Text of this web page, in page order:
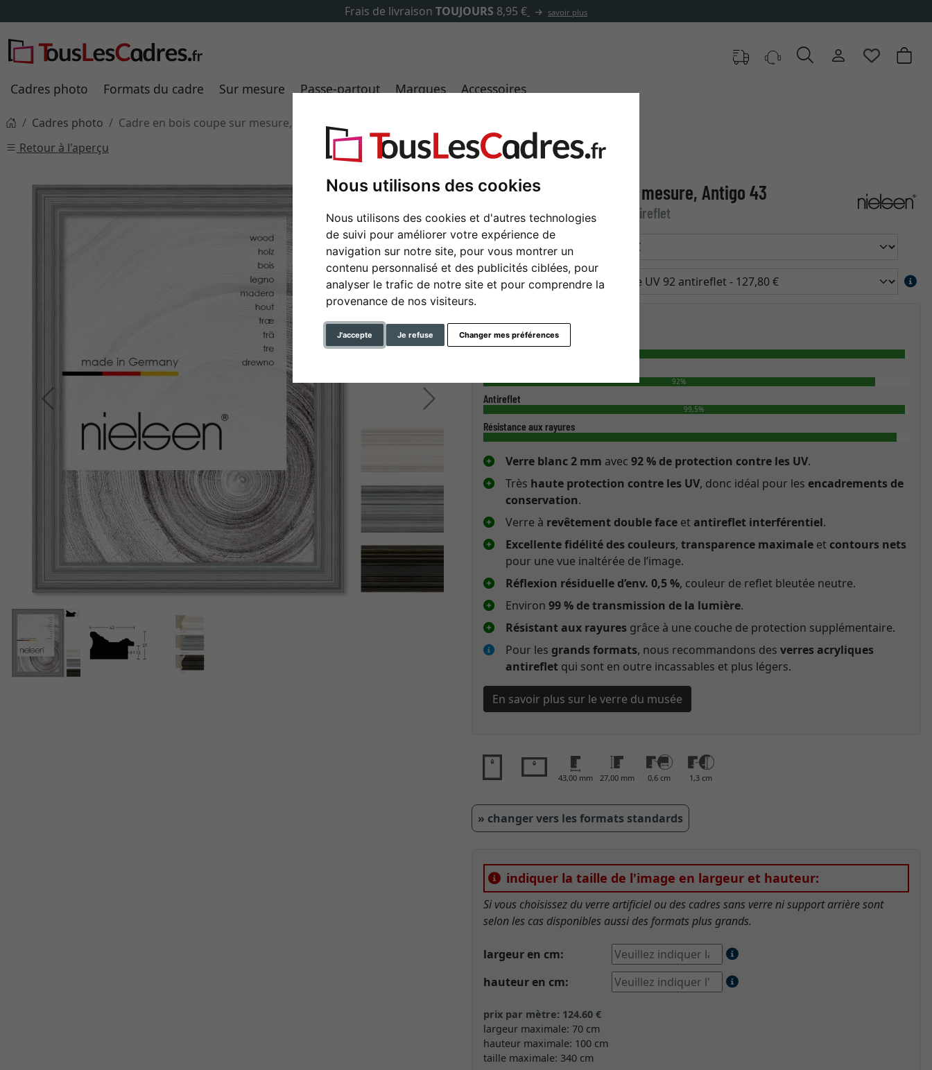
Nous utilisons des cookies
Nous utilisons des cookies et d'autres technologies
de suivi pour améliorer votre expérience de
navigation sur notre site, pour vous montrer un
contenu personnalisé et des publicités ciblées, pour
analyser le trafic de notre site et pour comprendre la
provenance de nos visiteurs.
J'accepte Je refuse Changer mes préférences
✓500 000 articles au choix
Cadres photo Formats du cadre Sur mesure Passe-partout Marques Accessoires
Cadres photo
Cadre en bois coupe sur mesure, Antigo 43
Retour à l'aperçu
Retour Continuer
Cadre en bois coupe sur mesure, Antigo 43
blanc | verre de musée UV 92 antireflet
couleur
type de verre
Verre de musée UV 92
Couleur et contour
92%
Antireflet
99,5%
Résistance aux rayures
Verre blanc 2 mm avec 92 % de protection contre les UV.
Très haute protection contre les UV, donc idéal pour les encadrements de
conservation.
Verre à revêtement double face et antireflet interférentiel.
Excellente fidélité des couleurs, transparence maximale et contours nets
pour une vue inaltérée de l’image.
Réflexion résiduelle d’env. 0,5 %, couleur de reflet bleutée neutre.
Environ 99 % de transmission de la lumière.
Résistant aux rayures grâce à une couche de protection supplémentaire.
Pour les grands formats, nous recommandons des verres acryliques
antireflet qui sont en outre incassables et plus légers.
En savoir plus sur le verre du musée
43,00 mm 27,00 mm 0,6 cm 1,3 cm
» changer vers les formats standards
indiquer la taille de l'image en largeur et hauteur:
Si vous choisissez du verre artificiel ou des cadres sans verre ni support arrière sont
selon les cas disponibles aussi des formats plus grands.
largeur en cm:
hauteur en cm:
prix par mètre: 124.60 €
largeur maximale: 70 cm
hauteur maximale: 100 cm
taille maximale: 340 cm